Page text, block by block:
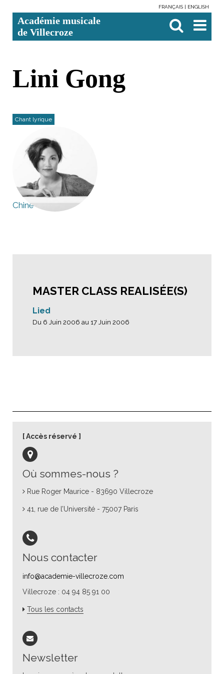
contenu.
Aller
à
personnels
FRANÇAIS ENGLISH
Académie musicale
de Villecroze

avancée…
Lini Gong
Chant lyrique
Chine
MASTER CLASS REALISÉE(S)
Lied
Du 6 Juin 2006 au 17 Juin 2006
Où sommes-nous ?
Rue Roger Maurice - 83690 Villecroze
41, rue de l’Université - 75007 Paris
Nous contacter
info@academie-villecroze.com
Villecroze : 04 94 85 91 00
Tous les contacts
Newsletter
Accès réservé